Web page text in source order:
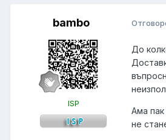
bambo
ISP
До
Ама
не